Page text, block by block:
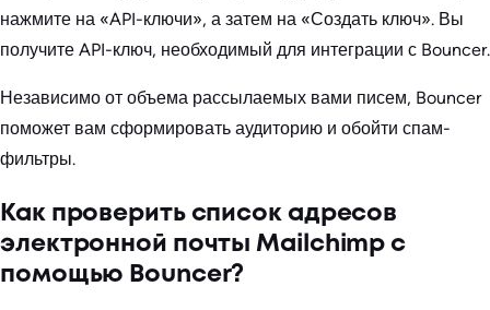
нажмите на «API-ключи», а затем на «Создать ключ». Вы
получите API-ключ, необходимый для интеграции с Bouncer.
Независимо от объема рассылаемых вами писем, Bouncer
поможет вам сформировать аудиторию и обойти спам-
фильтры.
Как проверить список адресов
электронной почты Mailchimp с
помощью Bouncer?